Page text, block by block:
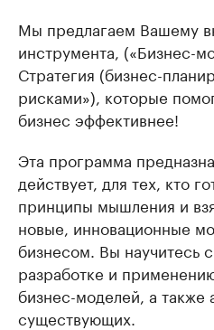
Мы предлагаем Вашему
инструмента, («Бизнес-
Стратегия (бизнес-
рисками»), которые
бизнес эффективнее!
Эта программа
действует, для тех, кто
принципы мышления и
новые, инновационные
бизнесом. Вы научитесь
разработке и
бизнес-моделей, а также
существующих.